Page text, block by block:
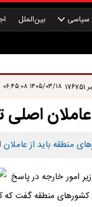
سیاسی بین‌الملل
176751
|۱۴۰۵/۰۳/۱۸ ۰۶:۴۵:۰۸
منطقه باید از
امور خارجه در پاسخ
کشورهای منطقه گفت که